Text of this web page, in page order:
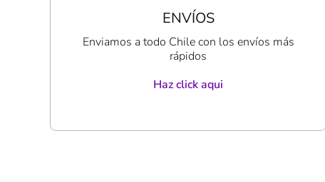
ENVÍOS
Enviamos a todo Chile con los envíos más
rápidos
Haz click aqui